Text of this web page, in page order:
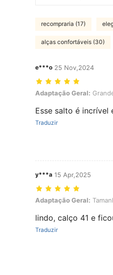
recompraria (17)
alças confortáveis (30)
e***o 25 Nov,2024
Adaptação Geral: Grande,
Adaptação Geral:
Esse salto é incrível
Traduzir
y***a 15 Apr,2025
Adaptação Geral: Tamanho
Adaptação Geral:
lindo, calço 41 e
Traduzir